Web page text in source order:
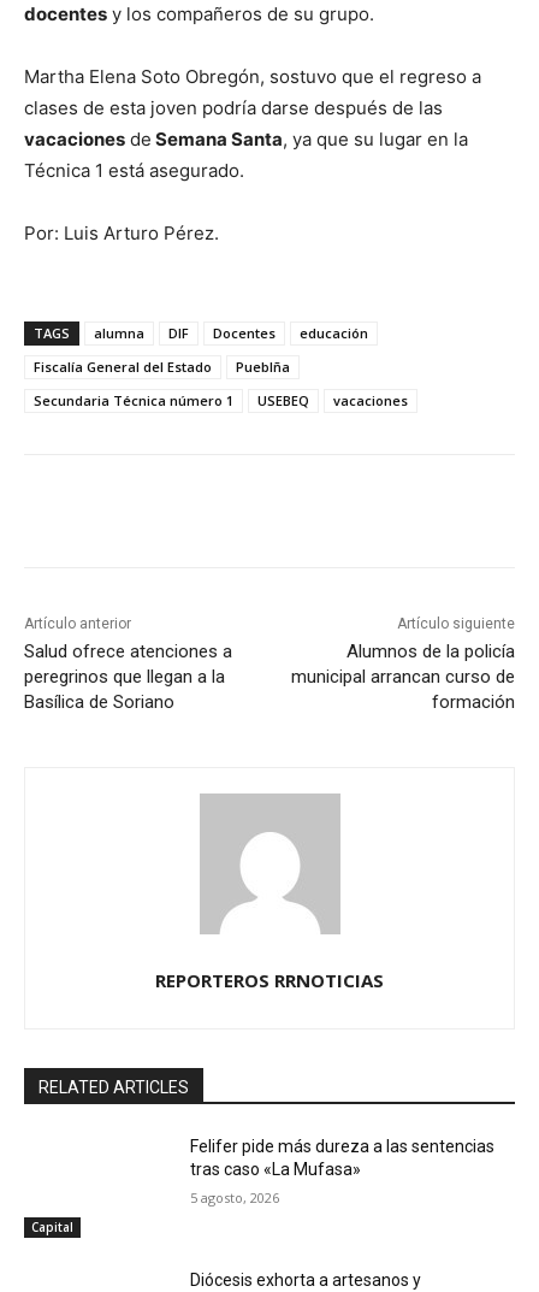
docentes y los compañeros de su grupo.
Martha Elena Soto Obregón, sostuvo que el regreso a
clases de esta joven podría darse después de las
vacaciones de Semana Santa, ya que su lugar en la
Técnica 1 está asegurado.
Por: Luis Arturo Pérez.
TAGS alumna DIF Docentes
educación
Fiscalía General del Estado
Pueblña
Secundaria Técnica número 1
USEBEQ vacaciones
Artículo anterior
Salud ofrece atenciones a
peregrinos que llegan a la
Basílica de Soriano
Artículo siguiente
Alumnos de la policía
municipal arrancan curso de
formación
REPORTEROS RRNOTICIAS
RELATED ARTICLES
Capital
Felifer pide más dureza a las sentencias
tras caso «La Mufasa»
5 agosto, 2026
Diócesis exhorta a artesanos y